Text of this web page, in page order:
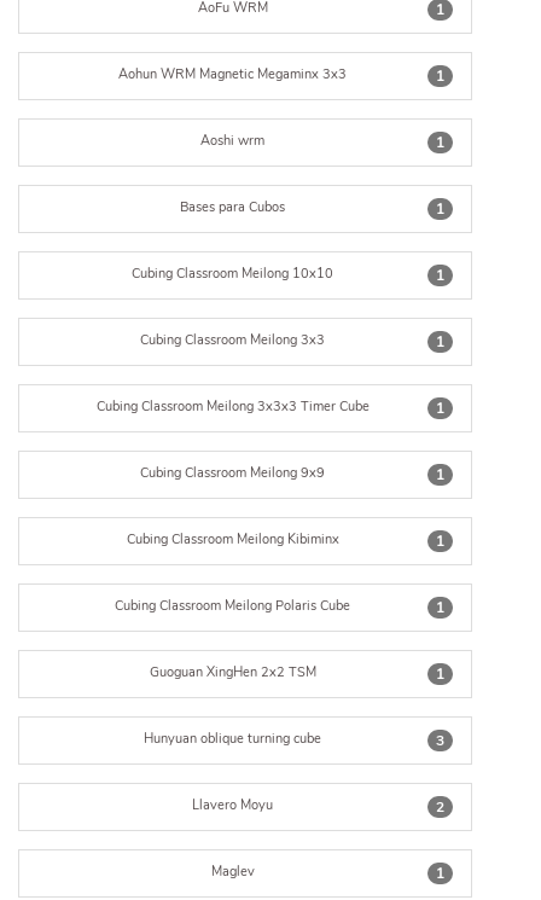
1
AoFu WRM
1
Aohun WRM Magnetic Megaminx 3x3
1
Aoshi wrm
1
Bases para Cubos
1
Cubing Classroom Meilong 10x10
1
Cubing Classroom Meilong 3x3
1
Cubing Classroom Meilong 3x3x3 Timer Cube
1
Cubing Classroom Meilong 9x9
1
Cubing Classroom Meilong Kibiminx
1
Cubing Classroom Meilong Polaris Cube
1
Guoguan XingHen 2x2 TSM
3
Hunyuan oblique turning cube
2
Llavero Moyu
1
Maglev